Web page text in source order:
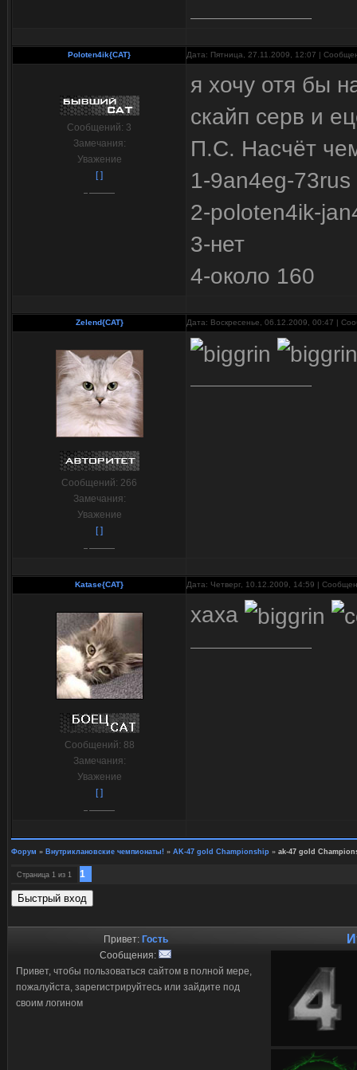
Poloten4ik{CAT} Дата: Пятница, 27.11.2009, 12:07 |
Сообщений: 3
Замечания:
Уважение
[ ]
я хочу отя бы
скайп серв и
П.С. Насчёт
1-9an4eg-73rus
2-poloten4ik-
3-нет
4-около 160
Zelend{CAT} Дата: Воскресенье, 06.12.2009, 00:47 |
Сообщений: 266
Замечания:
Уважение
[ ]
Katase{CAT} Дата: Четверг, 10.12.2009, 14:59 |
Сообщений: 88
Замечания:
Уважение
[ ]
хаха
Форум » Внутриклановские чемпионаты! » AK-47 gold Championship » ak-47 gold
Страница 1 из 1 1
Привет: Гость
Сообщения:
Привет, чтобы пользоваться сайтом в полной мере,
пожалуйста, зарегистрируйтесь или зайдите под
своим логином